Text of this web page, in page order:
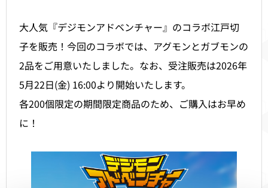
大人気『デジモンアドベンチャー』のコラボ江戸切
子を販売！今回のコラボでは、アグモンとガブモンの
2品をご用意いたしました。なお、受注販売は2026年
5月22日(金) 16:00より開始いたします。
各200個限定の期間限定商品のため、ご購入はお早め
に！